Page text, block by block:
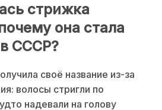
стрижка
она стала
СССР?
своё название из-за
волосы стригли по
надевали на голову